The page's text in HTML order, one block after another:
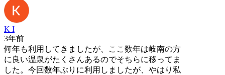
K I
3年前
何年も利用してきましたが、ここ数年は岐南の方
に良い温泉がたくさんあるのでそちらに移ってま
した。今回数年ぶりに利用しましたが、やはり私